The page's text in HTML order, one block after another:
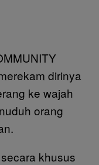
dirinya
ke wajah
orang
khusus